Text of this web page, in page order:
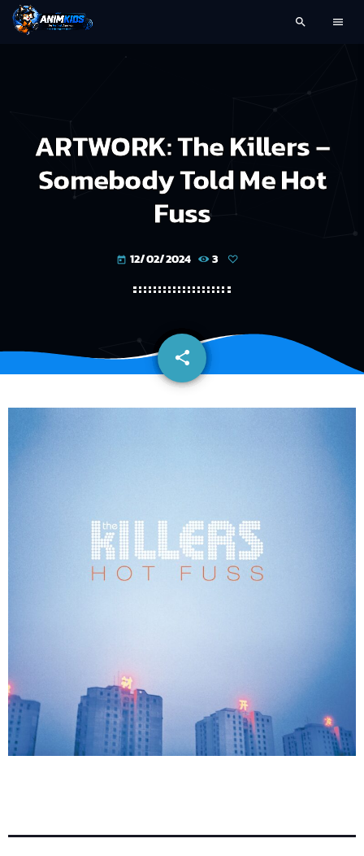
search menu
ARTWORK: The Killers –
Somebody Told Me Hot
Fuss
today 12/02/2024 3
share
email